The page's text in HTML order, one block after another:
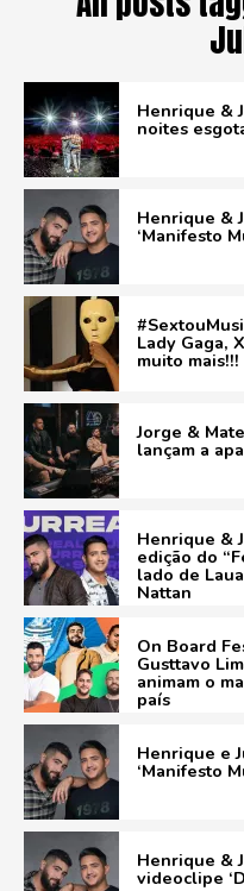
Henrique &
noites
Henrique &
‘Manifesto
Lady Gaga,
muito mais!!!
Jorge &
lançam a
Henrique &
edição do
lado de
Nattan
On Board
Gusttavo
animam o
país
Henrique e
‘Manifesto
Henrique &
videoclipe